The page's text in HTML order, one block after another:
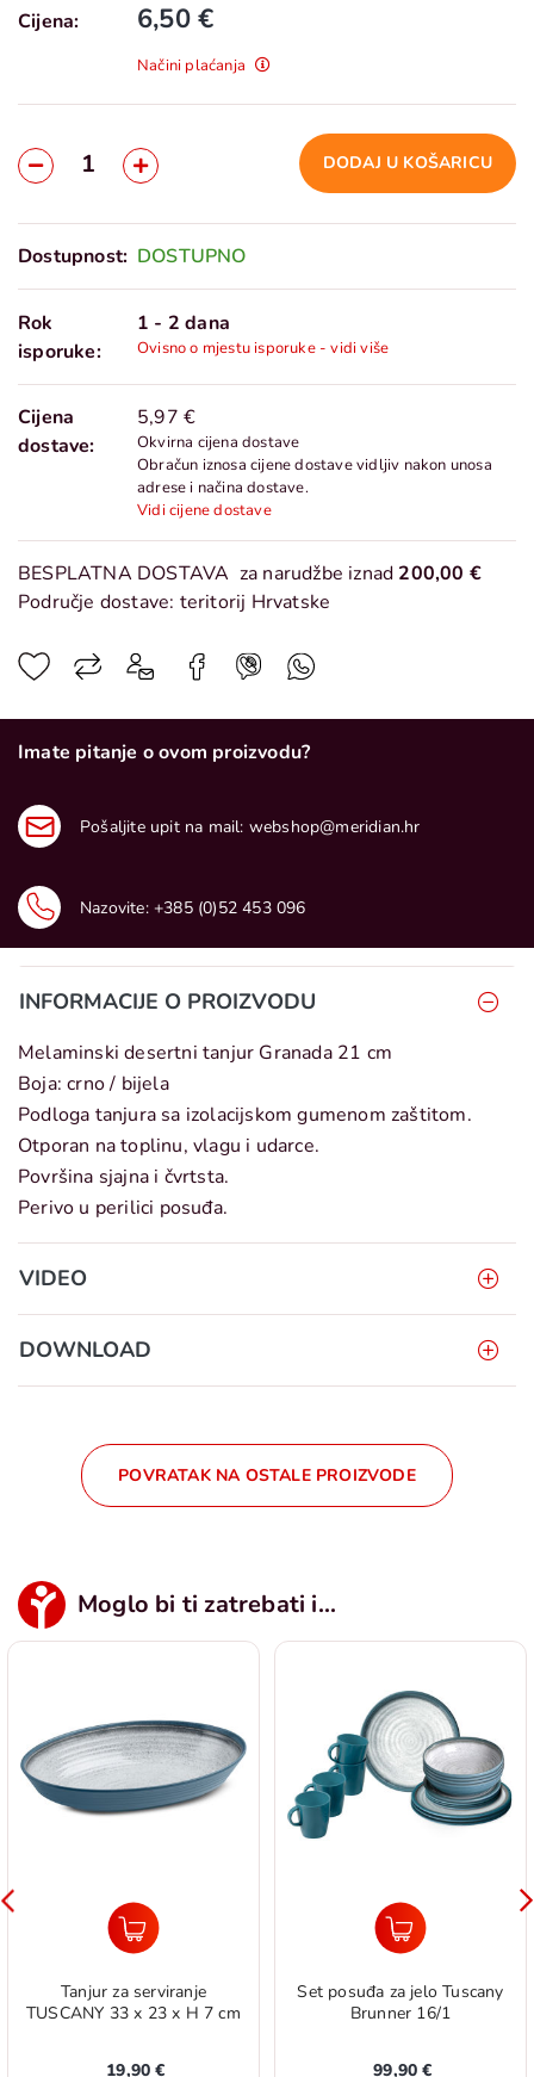
Cijena: 6,50 €
Načini plaćanja
DODAJ U KOŠARICU
Dostupnost: DOSTUPNO
Rok
isporuke:
1 - 2 dana
Ovisno o mjestu isporuke - vidi više
Cijena
dostave:
5,97 €
Okvirna cijena dostave
Obračun iznosa cijene dostave vidljiv nakon unosa
adrese i načina dostave.
Vidi cijene dostave
BESPLATNA DOSTAVA za narudžbe iznad 200,00 €
Područje dostave: teritorij Hrvatske
Imate pitanje o ovom proizvodu?
Pošaljite upit na mail: webshop@meridian.hr
Nazovite: +385 (0)52 453 096
INFORMACIJE O PROIZVODU
Melaminski desertni tanjur Granada 21 cm
Boja: crno / bijela
Podloga tanjura sa izolacijskom gumenom zaštitom.
Otporan na toplinu, vlagu i udarce.
Površina sjajna i čvrtsta.
Perivo u perilici posuđa.
VIDEO
DOWNLOAD
POVRATAK NA OSTALE PROIZVODE
Moglo bi ti zatrebati i...
Tanjur za serviranje
TUSCANY 33 x 23 x H 7 cm
19,90 €
Set posuđa za jelo Tuscany
Brunner 16/1
99,90 €